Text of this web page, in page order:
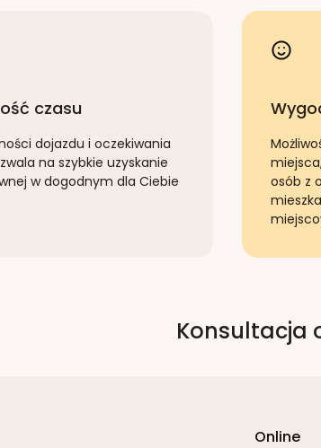
czasu
dojazdu i oczekiwania
na szybkie uzyskanie
w dogodnym dla Ciebie
osób z
Konsultacja
Online